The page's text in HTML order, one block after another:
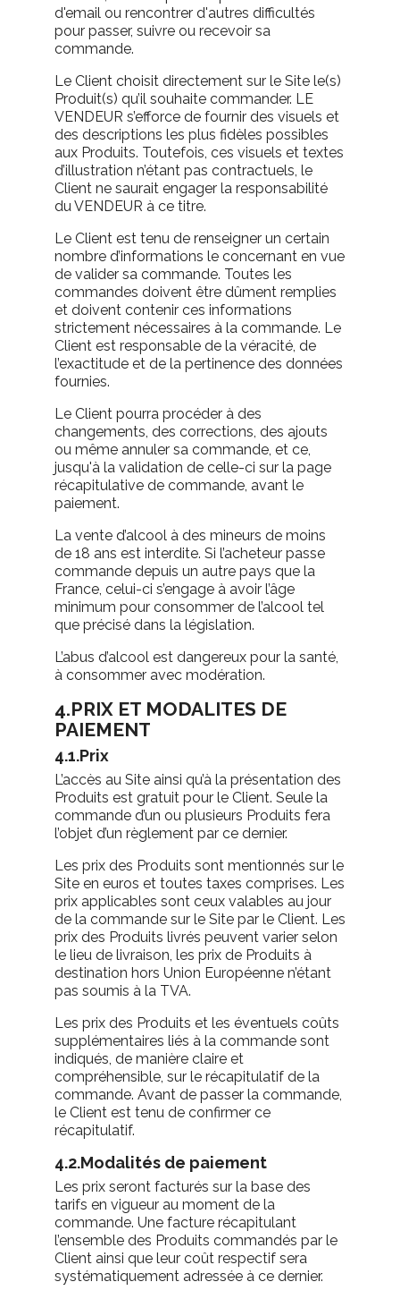
d'email ou rencontrer d'autres difficultés
pour passer, suivre ou recevoir sa
commande.
Le Client choisit directement sur le Site le(s)
Produit(s) qu’il souhaite commander. LE
VENDEUR s’efforce de fournir des visuels et
des descriptions les plus fidèles possibles
aux Produits. Toutefois, ces visuels et textes
d’illustration n’étant pas contractuels, le
Client ne saurait engager la responsabilité
du VENDEUR à ce titre.
Le Client est tenu de renseigner un certain
nombre d’informations le concernant en vue
de valider sa commande. Toutes les
commandes doivent être dûment remplies
et doivent contenir ces informations
strictement nécessaires à la commande. Le
Client est responsable de la véracité, de
l’exactitude et de la pertinence des données
fournies.
Le Client pourra procéder à des
changements, des corrections, des ajouts
ou même annuler sa commande, et ce,
jusqu'à la validation de celle-ci sur la page
récapitulative de commande, avant le
paiement.
La vente d’alcool à des mineurs de moins
de 18 ans est interdite. Si l’acheteur passe
commande depuis un autre pays que la
France, celui-ci s’engage à avoir l’âge
minimum pour consommer de l’alcool tel
que précisé dans la législation.
L’abus d’alcool est dangereux pour la santé,
à consommer avec modération.
4.PRIX ET MODALITES DE
PAIEMENT
4.1.Prix
L’accès au Site ainsi qu’à la présentation des
Produits est gratuit pour le Client. Seule la
commande d’un ou plusieurs Produits fera
l’objet d’un règlement par ce dernier.
Les prix des Produits sont mentionnés sur le
Site en euros et toutes taxes comprises. Les
prix applicables sont ceux valables au jour
de la commande sur le Site par le Client. Les
prix des Produits livrés peuvent varier selon
le lieu de livraison, les prix de Produits à
destination hors Union Européenne n’étant
pas soumis à la TVA.
Les prix des Produits et les éventuels coûts
supplémentaires liés à la commande sont
indiqués, de manière claire et
compréhensible, sur le récapitulatif de la
commande. Avant de passer la commande,
le Client est tenu de confirmer ce
récapitulatif.
4.2.Modalités de paiement
Les prix seront facturés sur la base des
tarifs en vigueur au moment de la
commande. Une facture récapitulant
l’ensemble des Produits commandés par le
Client ainsi que leur coût respectif sera
systématiquement adressée à ce dernier.